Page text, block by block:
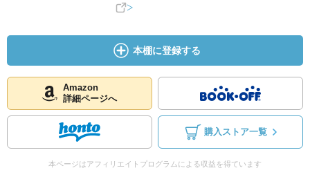
本棚に登録する
Amazon
詳細ページへ
購入ストア一覧
本ページはアフィリエイトプログラムによる収益を得ています